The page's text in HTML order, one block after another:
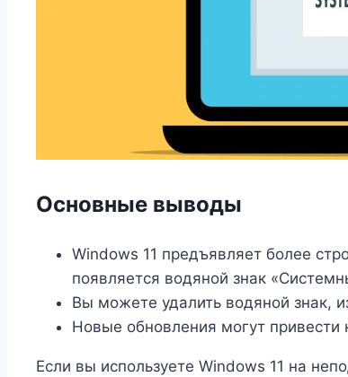
Основные выводы
Windows 11 предъявляет более
появляется водяной знак
Вы можете удалить водяной знак,
Новые обновления могут привести
Если вы используете Windows 11 на